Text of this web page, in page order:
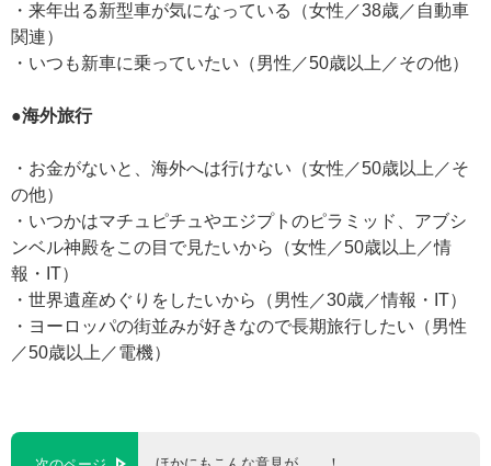
・来年出る新型車が気になっている（女性／38歳／自動車
関連）
・いつも新車に乗っていたい（男性／50歳以上／その他）
●海外旅行
・お金がないと、海外へは行けない（女性／50歳以上／そ
の他）
・いつかはマチュピチュやエジプトのピラミッド、アブシ
ンベル神殿をこの目で見たいから（女性／50歳以上／情
報・IT）
・世界遺産めぐりをしたいから（男性／30歳／情報・IT）
・ヨーロッパの街並みが好きなので長期旅行したい（男性
／50歳以上／電機）